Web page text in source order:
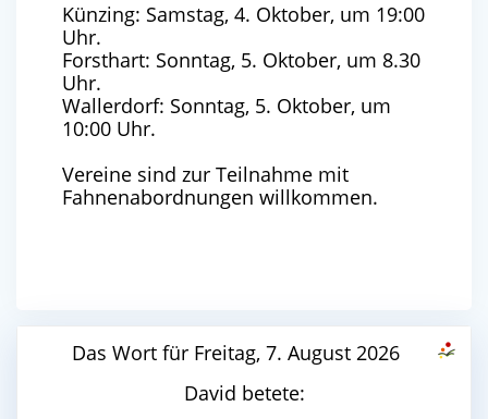
Künzing: Samstag, 4. Oktober, um 19:00
Uhr.
Forsthart: Sonntag, 5. Oktober, um 8.30
Uhr.
Wallerdorf: Sonntag, 5. Oktober, um
10:00 Uhr.
Vereine sind zur Teilnahme mit
Fahnenabordnungen willkommen.
Das Wort für Freitag, 7. August 2026
David betete: